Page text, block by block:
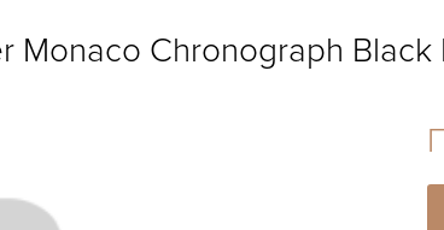
Monaco Chronograph Black